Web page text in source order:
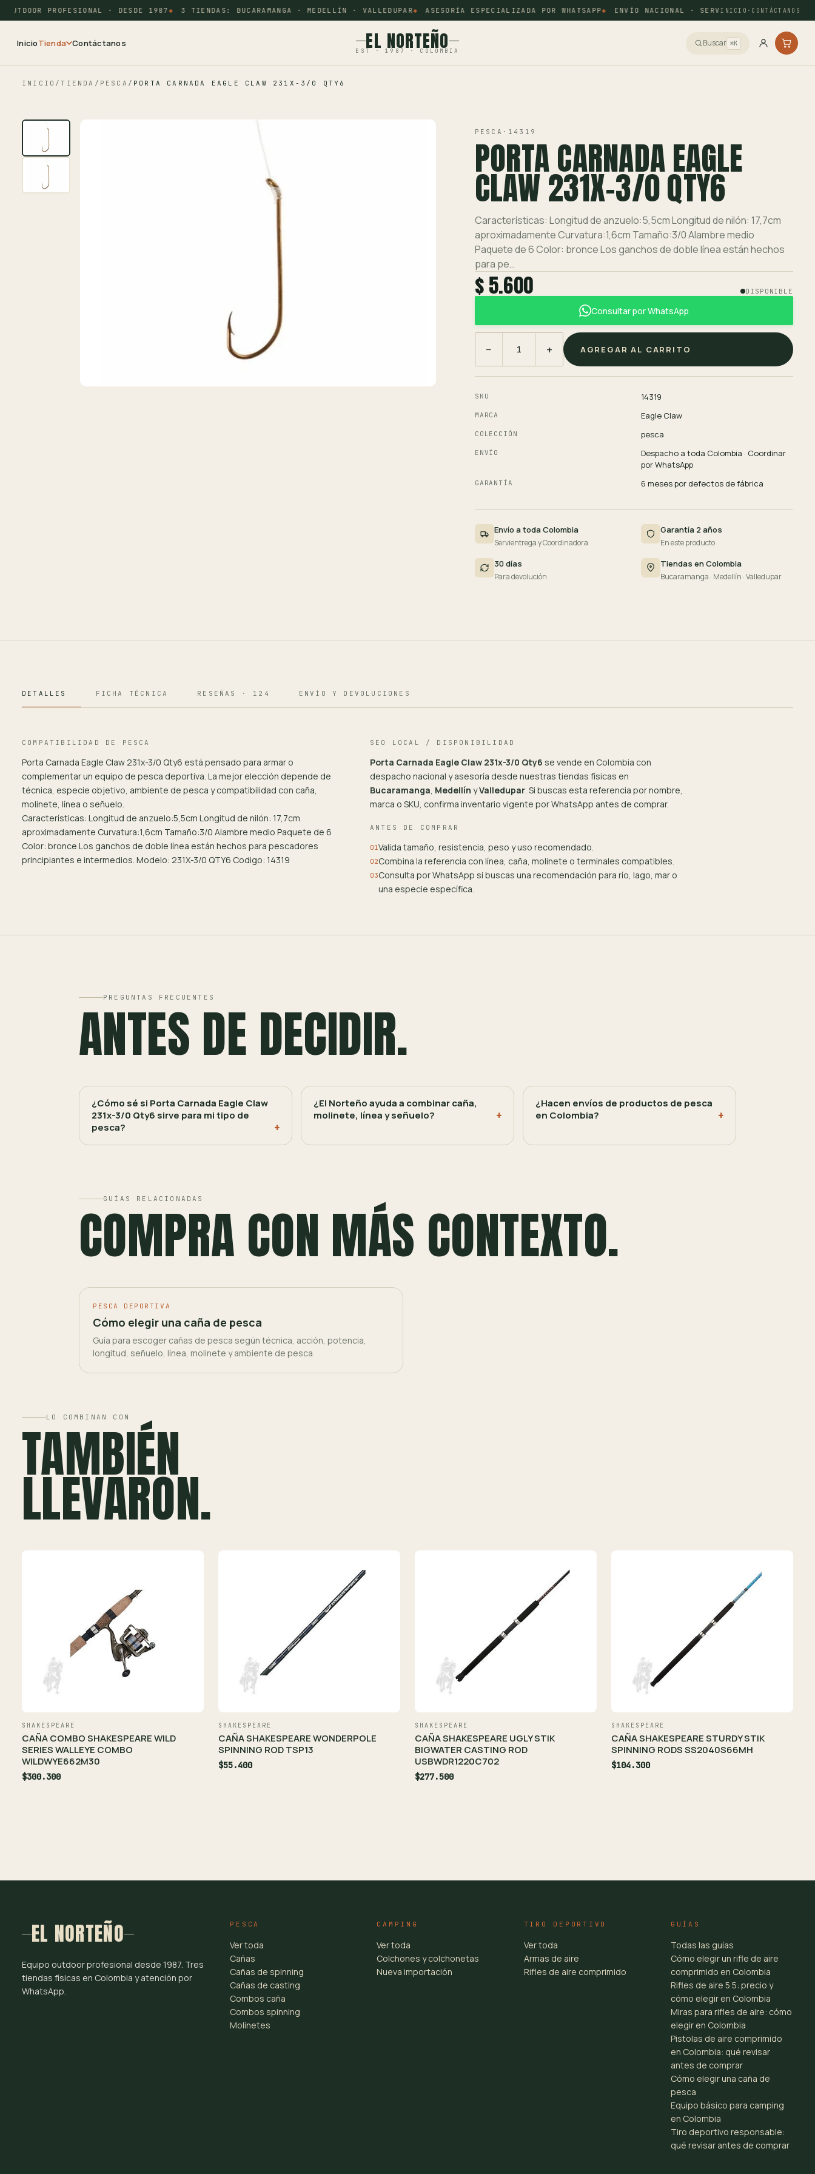
PROFESIONAL · DESDE 1987 3 TIENDAS: BUCARAMANGA · MEDELLÍN · VALLEDUPAR ASESORÍA ESPECIALIZADA POR WHATSAPP ENVÍO NACIONAL · SERVIENTREGA Y
INICIO · CONTÁCTANOS
InicioTienda Contáctanos EL NORTEÑO
EST · 1987 · COLOMBIA
Buscar ⌘K
INICIO / TIENDA / PESCA / PORTA CARNADA EAGLE CLAW 231X-3/0 QTY6
PESCA · 14319
PORTA CARNADA EAGLE
CLAW 231X-3/0 QTY6
Características: Longitud de anzuelo:5,5cm Longitud de nilón: 17,7cm
aproximadamente Curvatura:1,6cm Tamaño:3/0 Alambre medio
Paquete de 6 Color: bronce Los ganchos de doble línea están hechos
para pe…
$ 5.600 DISPONIBLE
Consultar por WhatsApp
− + AGREGAR AL CARRITO
SKU 14319
MARCA Eagle Claw
COLECCIÓN pesca
ENVÍO
Despacho a toda Colombia · Coordinar
por WhatsApp
GARANTÍA 6 meses por defectos de fábrica
Envío a toda Colombia
Servientrega y Coordinadora
Garantía 2 años
En este producto
30 días
Para devolución
Tiendas en Colombia
Bucaramanga · Medellín · Valledupar
DETALLES FICHA TÉCNICA RESEÑAS · 124 ENVÍO Y DEVOLUCIONES
COMPATIBILIDAD DE PESCA
Porta Carnada Eagle Claw 231x-3/0 Qty6 está pensado para armar o
complementar un equipo de pesca deportiva. La mejor elección depende de
técnica, especie objetivo, ambiente de pesca y compatibilidad con caña,
molinete, línea o señuelo.
Características: Longitud de anzuelo:5,5cm Longitud de nilón: 17,7cm
aproximadamente Curvatura:1,6cm Tamaño:3/0 Alambre medio Paquete de 6
Color: bronce Los ganchos de doble línea están hechos para pescadores
principiantes e intermedios. Modelo: 231X-3/0 QTY6 Codigo: 14319
SEO LOCAL / DISPONIBILIDAD
Porta Carnada Eagle Claw 231x-3/0 Qty6 se vende en Colombia con
despacho nacional y asesoría desde nuestras tiendas físicas en
Bucaramanga, Medellín yValledupar. Si buscas esta referencia por nombre,
marca o SKU, confirma inventario vigente por WhatsApp antes de comprar.
ANTES DE COMPRAR
01Valida tamaño, resistencia, peso y uso recomendado.
02Combina la referencia con línea, caña, molinete o terminales compatibles.
03Consulta por WhatsApp si buscas una recomendación para río, lago, mar o
una especie específica.
PREGUNTAS FRECUENTES
ANTES DE DECIDIR.
¿Cómo sé si Porta Carnada Eagle Claw
231x-3/0 Qty6 sirve para mi tipo de
pesca?
¿El Norteño ayuda a combinar caña,
molinete, línea y señuelo?
¿Hacen envíos de productos de pesca
en Colombia?
GUÍAS RELACIONADAS
COMPRA CON MÁS CONTEXTO.
PESCA DEPORTIVA
Cómo elegir una caña de pesca
Guía para escoger cañas de pesca según técnica, acción, potencia,
longitud, señuelo, línea, molinete y ambiente de pesca.
LO COMBINAN CON
TAMBIÉN
LLEVARON.
SHAKESPEARE
CAÑA COMBO SHAKESPEARE WILD
SERIES WALLEYE COMBO
WILDWYE662M30
$300.300
SHAKESPEARE
CAÑA SHAKESPEARE WONDERPOLE
SPINNING ROD TSP13
$55.400
SHAKESPEARE
CAÑA SHAKESPEARE UGLY STIK
BIGWATER CASTING ROD
USBWDR1220C702
$277.500
SHAKESPEARE
CAÑA SHAKESPEARE STURDY STIK
SPINNING RODS SS2040S66MH
$104.300
EL NORTEÑO
Equipo outdoor profesional desde 1987. Tres
tiendas físicas en Colombia y atención por
WhatsApp.
PESCA
Ver toda
Cañas
Cañas de spinning
Cañas de casting
Combos caña
Combos spinning
Molinetes
CAMPING
Ver toda
Colchones y colchonetas
Nueva importación
TIRO DEPORTIVO
Ver toda
Armas de aire
Rifles de aire comprimido
GUÍAS
Todas las guías
Cómo elegir un rifle de aire
comprimido en Colombia
Rifles de aire 5.5: precio y
cómo elegir en Colombia
Miras para rifles de aire: cómo
elegir en Colombia
Pistolas de aire comprimido
en Colombia: qué revisar
antes de comprar
Cómo elegir una caña de
pesca
Equipo básico para camping
en Colombia
Tiro deportivo responsable:
qué revisar antes de comprar